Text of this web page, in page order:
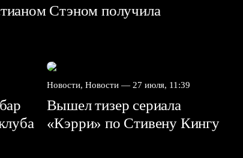
Стэном получила
Новости, Новости — 27 июля, 11:39
Вышел тизер сериала
«Кэрри» по Стивену Кингу